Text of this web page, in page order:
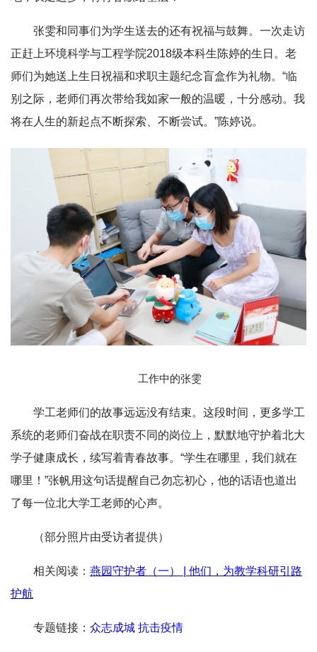
张雯和同事们为学生送去的还有祝福与鼓舞。一次走访
正赶上环境科学与工程学院2018级本科生陈婷的生日。老
师们为她送上生日祝福和求职主题纪念盲盒作为礼物。“临
别之际，老师们再次带给我如家一般的温暖，十分感动。我
将在人生的新起点不断探索、不断尝试。”陈婷说。
工作中的张雯
学工老师们的故事远远没有结束。这段时间，更多学工
系统的老师们奋战在职责不同的岗位上，默默地守护着北大
学子健康成长，续写着青春故事。“学生在哪里，我们就在
哪里！”张帆用这句话提醒自己勿忘初心，他的话语也道出
了每一位北大学工老师的心声。
（部分照片由受访者提供）
相关阅读： 燕园守护者（一） | 他们，为教学科研引路
护航
专题链接： 众志成城 抗击疫情